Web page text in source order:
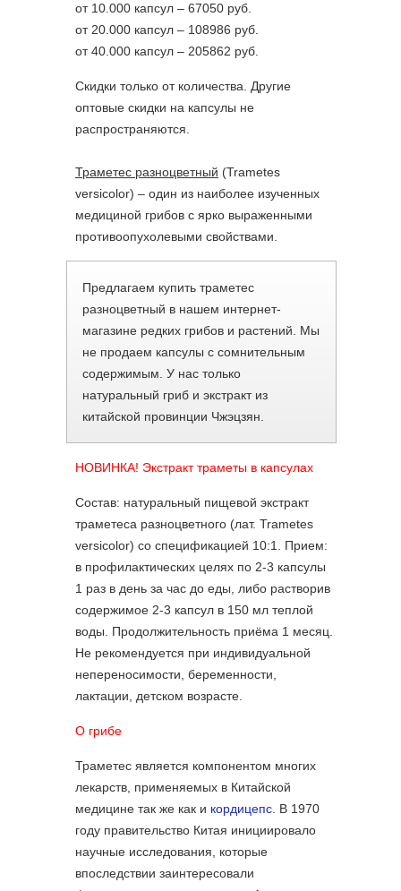
от 10.000 капсул – 67050 руб.
от 20.000 капсул – 108986 руб.
от 40.000 капсул – 205862 руб.
Скидки только от количества. Другие
оптовые скидки на капсулы не
распространяются.
Траметес разноцветный (Trametes
versicolor) – один из наиболее изученных
медициной грибов с ярко выраженными
противоопухолевыми свойствами.
Предлагаем купить траметес
разноцветный в нашем интернет-
магазине редких грибов и растений. Мы
не продаем капсулы с сомнительным
содержимым. У нас только
натуральный гриб и экстракт из
китайской провинции Чжэцзян.
НОВИНКА! Экстракт траметы в капсулах
Состав: натуральный пищевой экстракт
траметеса разноцветного (лат. Trametes
versicolor) со спецификацией 10:1. Прием:
в профилактических целях по 2-3 капсулы
1 раз в день за час до еды, либо растворив
содержимое 2-3 капсул в 150 мл теплой
воды. Продолжительность приёма 1 месяц.
Не рекомендуется при индивидуальной
непереносимости, беременности,
лактации, детском возрасте.
О грибе
Траметес является компонентом многих
лекарств, применяемых в Китайской
медицине так же как и кордицепс . В 1970
году правительство Китая инициировало
научные исследования, которые
впоследствии заинтересовали